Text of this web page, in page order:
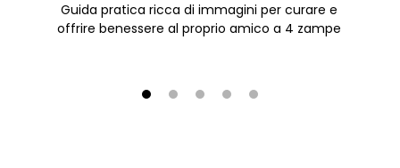
Guida pratica ricca di immagini per curare e
offrire benessere al proprio amico a 4 zampe